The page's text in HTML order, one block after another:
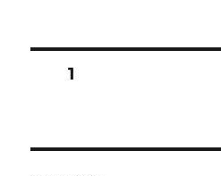
分
頁次1